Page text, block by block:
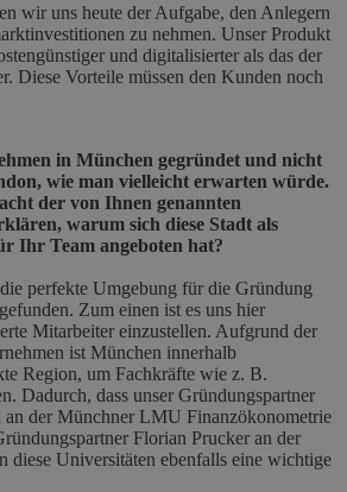
wir uns heute der Aufgabe, den Anlegern
zu nehmen. Unser Produkt
und digitalisierter als das der
Diese Vorteile müssen den Kunden noch
in München gegründet und nicht
wie man vielleicht erwarten würde.
der von Ihnen genannten
warum sich diese Stadt als
Ihr Team angeboten hat?
perfekte Umgebung für die Gründung
Zum einen ist es uns hier
Mitarbeiter einzustellen. Aufgrund der
ist München innerhalb
Region, um Fachkräfte wie z. B.
Dadurch, dass unser Gründungspartner
der Münchner LMU Finanzökonometrie
Florian Prucker an der
diese Universitäten ebenfalls eine wichtige